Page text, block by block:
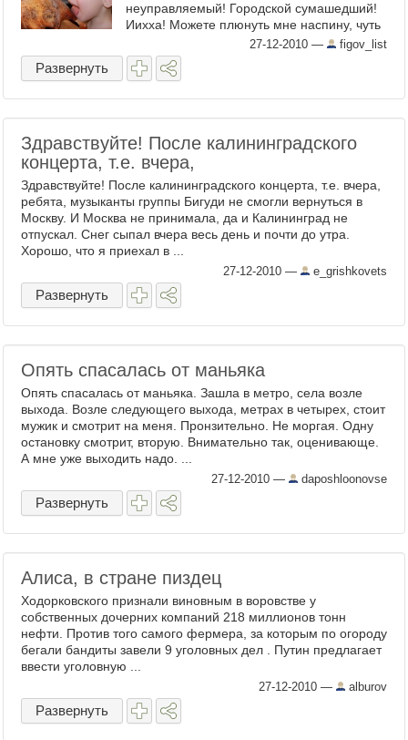
неуправляемый! Городской сумашедший!
Иихха! Можете плюнуть мне наспину, чуть
27-12-2010 — figov_list
Развернуть
Здравствуйте! После калининградского
концерта, т.е. вчера,
Здравствуйте! После калининградского концерта, т.е. вчера,
ребята, музыканты группы Бигуди не смогли вернуться в
Москву. И Москва не принимала, да и Калининград не
отпускал. Снег сыпал вчера весь день и почти до утра.
Хорошо, что я приехал в ...
27-12-2010 — e_grishkovets
Развернуть
Опять спасалась от маньяка
Опять спасалась от маньяка. Зашла в метро, села возле
выхода. Возле следующего выхода, метрах в четырех, стоит
мужик и смотрит на меня. Пронзительно. Не моргая. Одну
остановку смотрит, вторую. Внимательно так, оценивающе.
А мне уже выходить надо. ...
27-12-2010 — daposhloonovse
Развернуть
Алиса, в стране пиздец
Ходорковского признали виновным в воровстве у
собственных дочерних компаний 218 миллионов тонн
нефти. Против того самого фермера, за которым по огороду
бегали бандиты завели 9 уголовных дел . Путин предлагает
ввести уголовную ...
27-12-2010 — alburov
Развернуть